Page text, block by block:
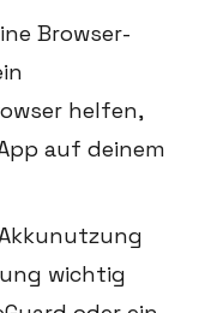
Browser-
helfen,
auf deinem
wichtig